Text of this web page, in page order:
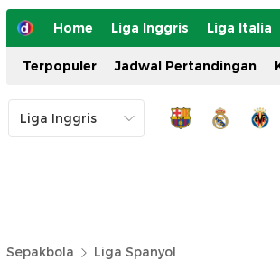
Home Liga Inggris Liga Italia
Terpopuler Jadwal Pertandingan
Sepakbola Liga Spanyol